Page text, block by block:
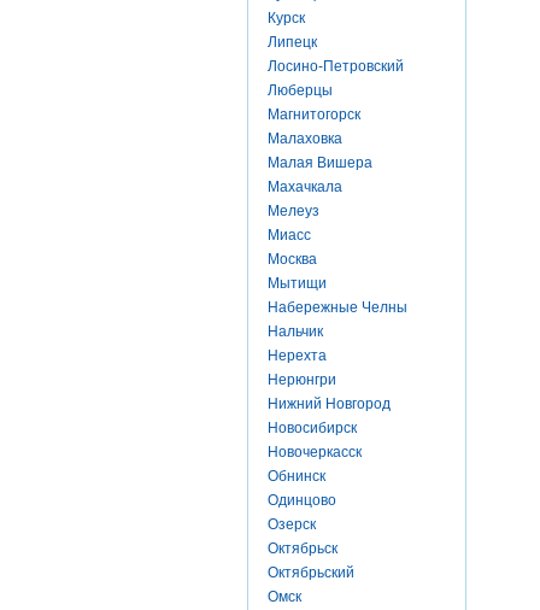
Курск
Липецк
Лосино-Петровский
Люберцы
Магнитогорск
Малаховка
Малая Вишера
Махачкала
Мелеуз
Миасс
Москва
Мытищи
Набережные Челны
Нальчик
Нерехта
Нерюнгри
Нижний Новгород
Новосибирск
Новочеркасск
Обнинск
Одинцово
Озерск
Октябрьск
Октябрьский
Омск